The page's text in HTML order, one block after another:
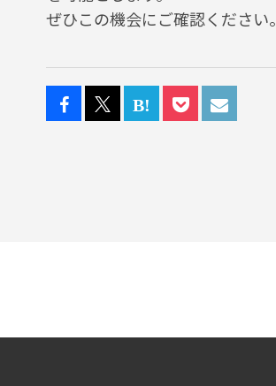
ぜひこの機会にご確認ください。